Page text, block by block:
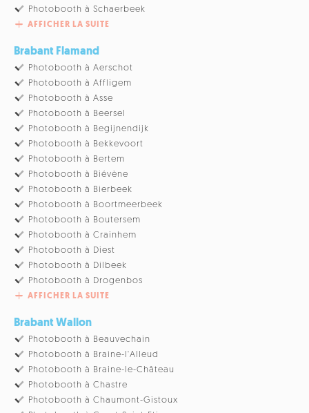
Photobooth à Schaerbeek
AFFICHER LA SUITE
Brabant Flamand
Photobooth à Aerschot
Photobooth à Affligem
Photobooth à Asse
Photobooth à Beersel
Photobooth à Begijnendijk
Photobooth à Bekkevoort
Photobooth à Bertem
Photobooth à Biévène
Photobooth à Bierbeek
Photobooth à Boortmeerbeek
Photobooth à Boutersem
Photobooth à Crainhem
Photobooth à Diest
Photobooth à Dilbeek
Photobooth à Drogenbos
AFFICHER LA SUITE
Brabant Wallon
Photobooth à Beauvechain
Photobooth à Braine-l'Alleud
Photobooth à Braine-le-Château
Photobooth à Chastre
Photobooth à Chaumont-Gistoux